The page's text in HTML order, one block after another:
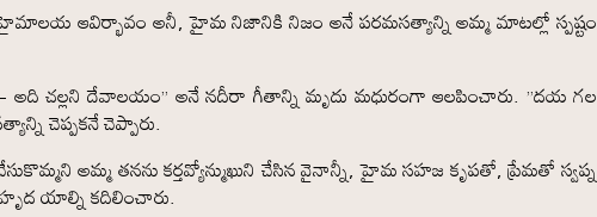
హైమాలయ ఆవిర్భావం అనీ, హైమ నిజానికి నిజం అనే పరమసత్యాన్ని అమ్మ మాటల్లో స్పష్టం
చల్లని దేవాలయం” అనే నదీరా గీతాన్ని మృదు మధురంగా ఆలపించారు. ”దయ గల
చెప్పకనే చెప్పారు.
అమ్మ తనను కర్తవ్యోన్ముఖుని చేసిన వైనాన్నీ, హైమ సహజ కృపతో, ప్రేమతో స్వప్న
హృద యాల్ని కదిలించారు.